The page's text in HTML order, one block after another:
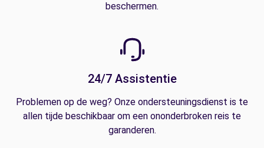
beschermen.
24/7 Assistentie
Problemen op de weg? Onze ondersteuningsdienst is te
allen tijde beschikbaar om een ononderbroken reis te
garanderen.